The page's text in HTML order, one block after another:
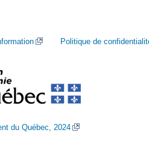
Politique de
du Québec, 2024